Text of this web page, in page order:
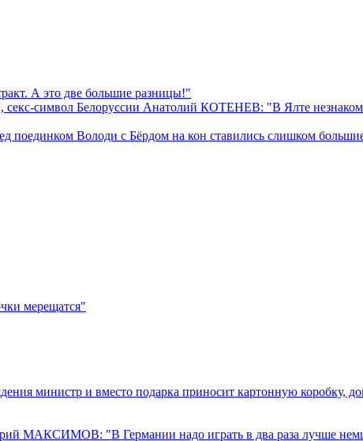
А это две большие разницы!"
секс-символ Белоруссии Анатолий КОТЕНЕВ: "В Ялте
Володи с Бёрдом на кон ставились слишком большие
мерещатся"
министр и вместо подарка приносит картонную коробку,
МАКСИМОВ: "В Германии надо играть в два раза лучше